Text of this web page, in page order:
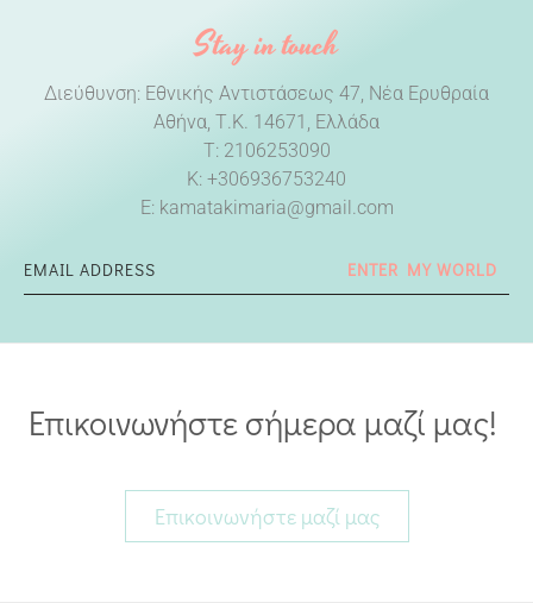
Stay in touch
Διεύθυνση: Εθνικής Αντιστάσεως 47, Νέα Ερυθραία
Αθήνα, Τ.Κ. 14671, Ελλάδα
T: 2106253090
Κ: +306936753240
E: kamatakimaria@gmail.com
ENTER MY WORLD
Επικοινωνήστε σήμερα μαζί μας!
Επικοινωνήστε μαζί μας